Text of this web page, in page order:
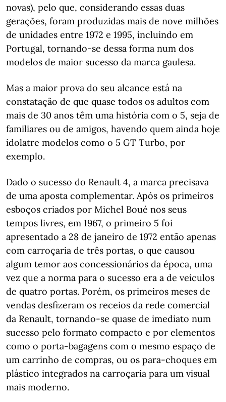
novas), pelo que, considerando essas duas
gerações, foram produzidas mais de nove milhões
de unidades entre 1972 e 1995, incluindo em
Portugal, tornando-se dessa forma num dos
modelos de maior sucesso da marca gaulesa.
Mas a maior prova do seu alcance está na
constatação de que quase todos os adultos com
mais de 30 anos têm uma história com o 5, seja de
familiares ou de amigos, havendo quem ainda hoje
idolatre modelos como o 5 GT Turbo, por
exemplo.
Dado o sucesso do Renault 4, a marca precisava
de uma aposta complementar. Após os primeiros
esboços criados por Michel Boué nos seus
tempos livres, em 1967, o primeiro 5 foi
apresentado a 28 de janeiro de 1972 então apenas
com carroçaria de três portas, o que causou
algum temor aos concessionários da época, uma
vez que a norma para o sucesso era a de veículos
de quatro portas. Porém, os primeiros meses de
vendas desfizeram os receios da rede comercial
da Renault, tornando-se quase de imediato num
sucesso pelo formato compacto e por elementos
como o porta-bagagens com o mesmo espaço de
um carrinho de compras, ou os para-choques em
plástico integrados na carroçaria para um visual
mais moderno.